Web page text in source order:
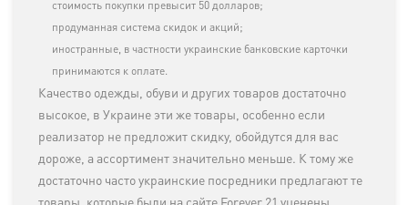
стоимость покупки превысит 50 долларов;
продуманная система скидок и акций;
иностранные, в частности украинские банковские карточки
принимаются к оплате.
Качество одежды, обуви и других товаров достаточно
высокое, в Украине эти же товары, особенно если
реализатор не предложит скидку, обойдутся для вас
дороже, а ассортимент значительно меньше. К тому же
достаточно часто украинские посредники предлагают те